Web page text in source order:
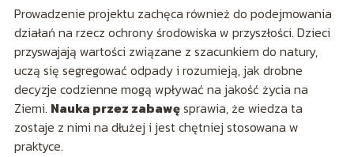
Prowadzenie projektu zachęca również do podejmowania
działań na rzecz ochrony środowiska w przyszłości. Dzieci
przyswajają wartości związane z szacunkiem do natury,
uczą się segregować odpady i rozumieją, jak drobne
decyzje codzienne mogą wpływać na jakość życia na
Ziemi. Nauka przez zabawęsprawia, że wiedza ta
zostaje z nimi na dłużej i jest chętniej stosowana w
praktyce.